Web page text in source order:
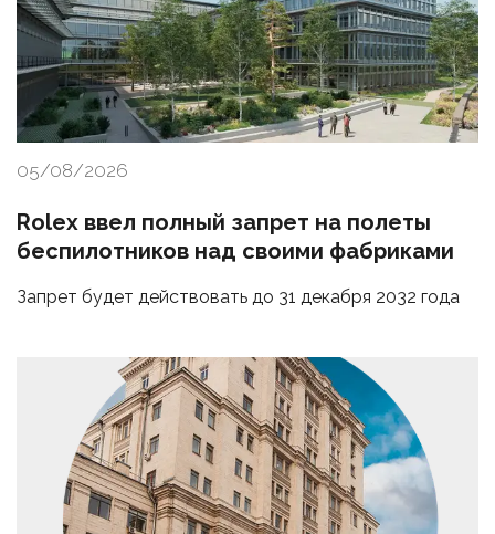
05/08/2026
Rolex ввел полный запрет на полеты
беспилотников над своими фабриками
Запрет будет действовать до 31 декабря 2032 года